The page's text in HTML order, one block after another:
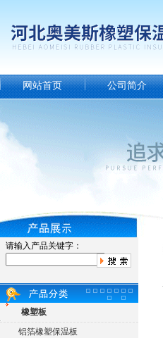
网站首页 公司简介
请输入产品关键字：
橡塑板
铝箔橡塑保温板